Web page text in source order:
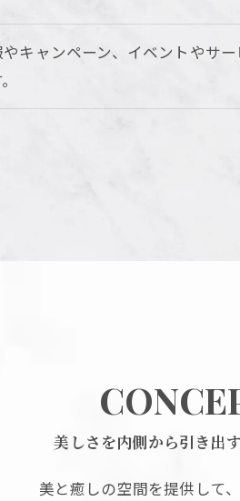
キャンペーン、イベントやサ
美しさを内側から引き出
美と癒しの空間を提供して